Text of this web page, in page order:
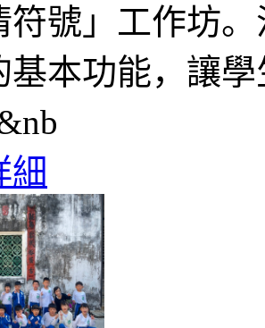
符號」工作坊
基本功能，讓
細